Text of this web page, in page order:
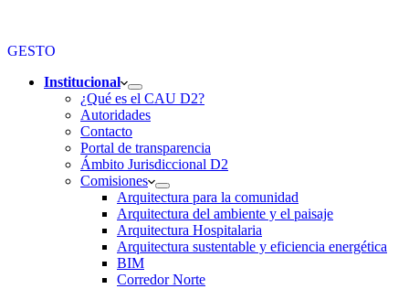
GESTO
Institucional
¿Qué es el CAU D2?
Autoridades
Contacto
Portal de transparencia
Ámbito Jurisdiccional D2
Comisiones
Arquitectura para la comunidad
Arquitectura del ambiente y el paisaje
Arquitectura Hospitalaria
Arquitectura sustentable y eficiencia energética
BIM
Corredor Norte